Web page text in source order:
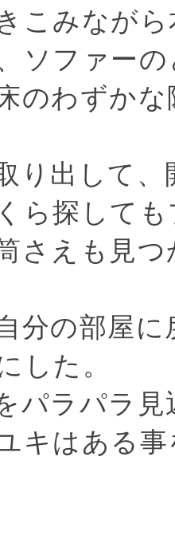
こみなが
ソファー
のわずか
り出して
ら探して
さえも見
分の部屋
した。
パラパラ
キはある